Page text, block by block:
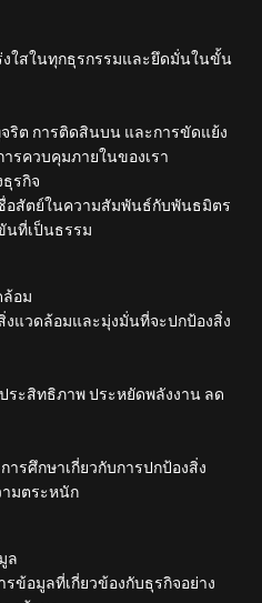
ใสในทุกธุรกรรมและยึดมั่นในขั้น
ริต การติดสินบน และการขัดแย้ง
รควบคุมภายในของเรา
รกิจ
อสัตย์ในความสัมพันธ์กับพันธมิตร
นที่เป็นธรรม
ล้อม
แวดล้อมและมุ่งมั่นที่จะปกป้องสิ่ง
ระสิทธิภาพ ประหยัดพลังงาน ลด
รศึกษาเกี่ยวกับการปกป้องสิ่ง
ามตระหนัก
ล
ข้อมูลที่เกี่ยวข้องกับธุรกิจอย่าง